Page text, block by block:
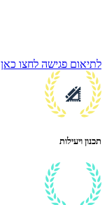
לתיאום פגישה לחצו כאן
תכנון ויעילות